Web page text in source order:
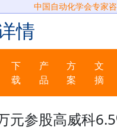
中国自动化学会专家
情
下
载
产
品
方
案
文
摘
元参股高威科